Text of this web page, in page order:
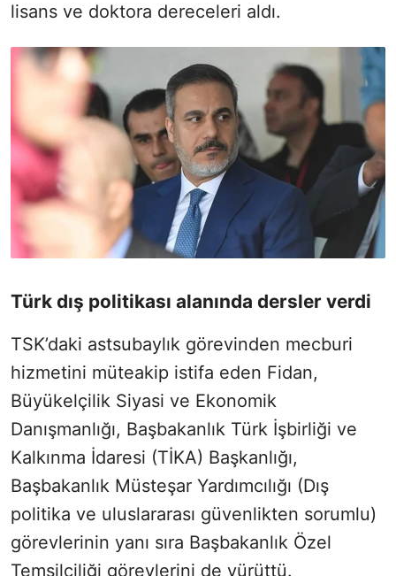
lisans ve doktora dereceleri aldı.
Türk dış politikası alanında dersler verdi
TSK’daki astsubaylık görevinden mecburi
hizmetini müteakip istifa eden Fidan,
Büyükelçilik Siyasi ve Ekonomik
Danışmanlığı, Başbakanlık Türk İşbirliği ve
Kalkınma İdaresi (TİKA) Başkanlığı,
Başbakanlık Müsteşar Yardımcılığı (Dış
politika ve uluslararası güvenlikten sorumlu)
görevlerinin yanı sıra Başbakanlık Özel
Temsilciliği görevlerini de yürüttü.